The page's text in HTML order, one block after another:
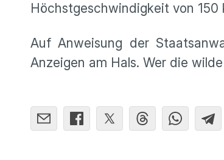
Höchstgeschwindigkeit von 150
Auf Anweisung der
Anzeigen am Hals. Wer die